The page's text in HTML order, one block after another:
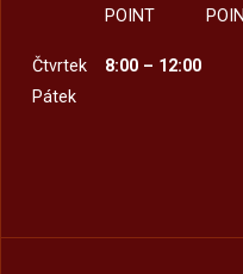
POINT
Čtvrtek
8:00 – 12:00
Pátek